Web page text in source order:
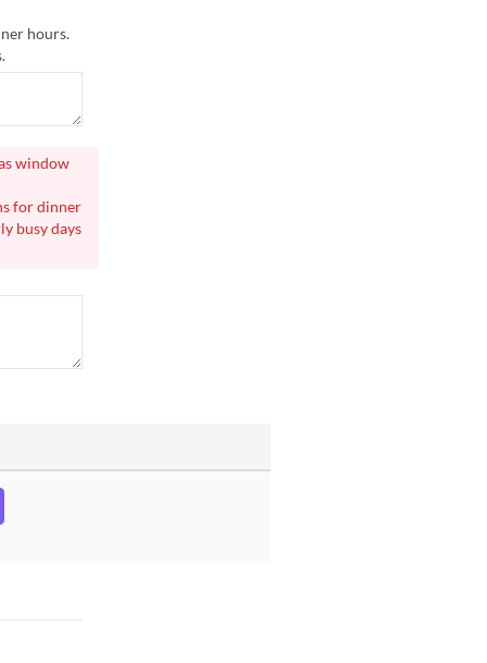
hours.
window
for dinner
busy days